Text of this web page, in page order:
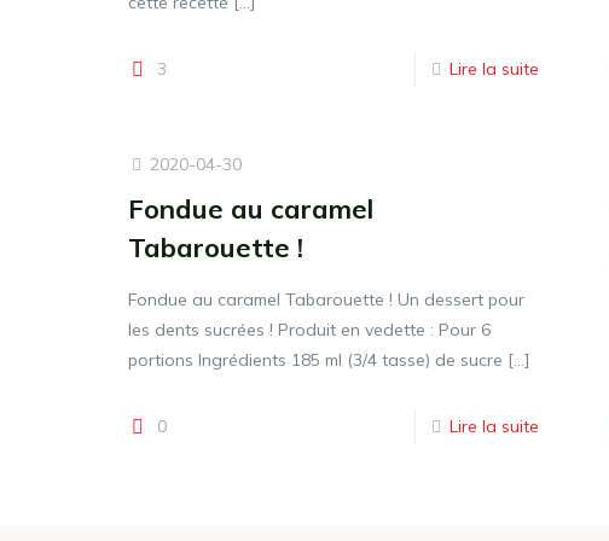
3 Lire la suite
2020-04-30
Fondue au caramel
Tabarouette !
Fondue au caramel Tabarouette ! Un dessert pour
les dents sucrées ! Produit en vedette : Pour 6
portions Ingrédients 185 ml (3/4 tasse) de sucre […]
0 Lire la suite